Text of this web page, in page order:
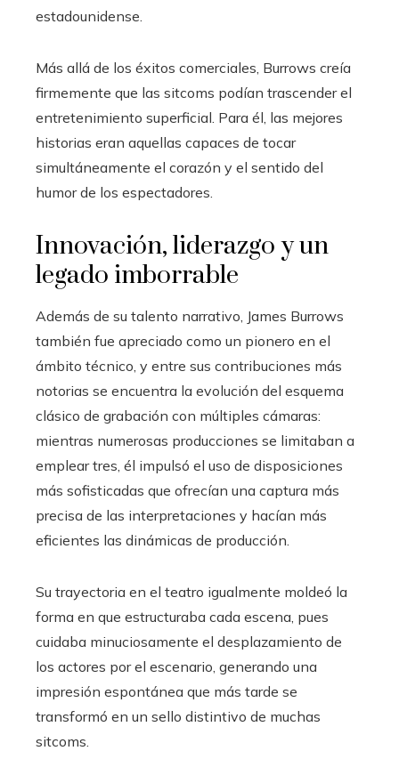
estadounidense.
Más allá de los éxitos comerciales, Burrows creía
firmemente que las sitcoms podían trascender el
entretenimiento superficial. Para él, las mejores
historias eran aquellas capaces de tocar
simultáneamente el corazón y el sentido del
humor de los espectadores.
Innovación, liderazgo y un
legado imborrable
Además de su talento narrativo, James Burrows
también fue apreciado como un pionero en el
ámbito técnico, y entre sus contribuciones más
notorias se encuentra la evolución del esquema
clásico de grabación con múltiples cámaras:
mientras numerosas producciones se limitaban a
emplear tres, él impulsó el uso de disposiciones
más sofisticadas que ofrecían una captura más
precisa de las interpretaciones y hacían más
eficientes las dinámicas de producción.
Su trayectoria en el teatro igualmente moldeó la
forma en que estructuraba cada escena, pues
cuidaba minuciosamente el desplazamiento de
los actores por el escenario, generando una
impresión espontánea que más tarde se
transformó en un sello distintivo de muchas
sitcoms.